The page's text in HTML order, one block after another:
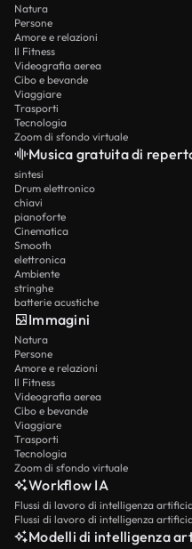
Natura
Persone
Amore e relazioni
Il Fitness
Videografia aerea
Cibo e bevande
Viaggiare
Trasporti
Tecnologia
Zoom di sfondo virtuale
Musica gratuita di
sintesi
Drum elettronico
chiavi
pianoforte
Cinematica
Smooth
elettronica
Ambiente
stringhe
batterie acustiche
Immagini
Natura
Persone
Amore e relazioni
Il Fitness
Videografia aerea
Cibo e bevande
Viaggiare
Trasporti
Tecnologia
Zoom di sfondo virtuale
Workflow IA
Flussi di lavoro di intelligenza
Modelli di intelligenza